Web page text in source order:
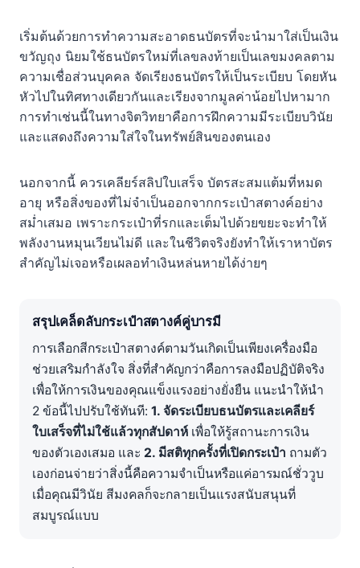
เริ่มต้นด้วยการทำความสะอาดธนบัตรที่จะนำมาใส่เป็นเงิน
ขวัญถุง นิยมใช้ธนบัตรใหม่ที่เลขลงท้ายเป็นเลขมงคลตาม
ความเชื่อส่วนบุคคล จัดเรียงธนบัตรให้เป็นระเบียบ โดยหัน
หัวไปในทิศทางเดียวกันและเรียงจากมูลค่าน้อยไปหามาก
การทำเช่นนี้ในทางจิตวิทยาคือการฝึกความมีระเบียบวินัย
และแสดงถึงความใส่ใจในทรัพย์สินของตนเอง
นอกจากนี้ ควรเคลียร์สลิปใบเสร็จ บัตรสะสมแต้มที่หมด
อายุ หรือสิ่งของที่ไม่จำเป็นออกจากกระเป๋าสตางค์อย่าง
สม่ำเสมอ เพราะกระเป๋าที่รกและเต็มไปด้วยขยะจะทำให้
พลังงานหมุนเวียนไม่ดี และในชีวิตจริงยังทำให้เราหาบัตร
สำคัญไม่เจอหรือเผลอทำเงินหล่นหายได้ง่ายๆ
สรุปเคล็ดลับกระเป๋าสตางค์คู่บารมี
การเลือกสีกระเป๋าสตางค์ตามวันเกิดเป็นเพียงเครื่องมือ
ช่วยเสริมกำลังใจ สิ่งที่สำคัญกว่าคือการลงมือปฏิบัติจริง
เพื่อให้การเงินของคุณแข็งแรงอย่างยั่งยืน แนะนำให้นำ
2 ข้อนี้ไปปรับใช้ทันที: 1. จัดระเบียบธนบัตรและเคลียร์
ใบเสร็จที่ไม่ใช้แล้วทุกสัปดาห์ เพื่อให้รู้สถานะการเงิน
ของตัวเองเสมอ และ 2. มีสติทุกครั้งที่เปิดกระเป๋า ถามตัว
เองก่อนจ่ายว่าสิ่งนี้คือความจำเป็นหรือแค่อารมณ์ชั่ววูบ
เมื่อคุณมีวินัย สีมงคลก็จะกลายเป็นแรงสนับสนุนที่
สมบูรณ์แบบ